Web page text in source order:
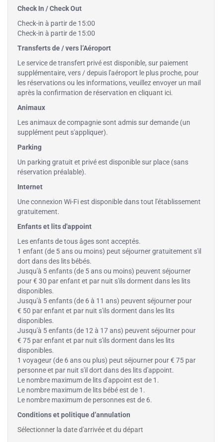
Check In / Check Out
Check-in à partir de 15:00
Check-in à partir de 15:00
Transferts de / vers l’Aéroport
Le service de transfert privé est disponible, sur paiement
supplémentaire, vers / depuis l'aéroport le plus proche, pour
les réservations ou les informations, veuillez envoyer un mail
après la confirmation de réservation en cliquant ici.
Animaux
Les animaux de compagnie sont admis sur demande (un
supplément peut s'appliquer).
Parking
Un parking gratuit et privé est disponible sur place (sans
réservation préalable).
Internet
Une connexion Wi-Fi est disponible dans tout l'établissement
gratuitement.
Enfants et lits d'appoint
Les enfants de tous âges sont acceptés.
1 enfant (de 5 ans ou moins) peut séjourner gratuitement s'il
dort dans des lits bébés.
Jusqu'à 5 enfants (de 5 ans ou moins) peuvent séjourner
pour € 30 par enfant et par nuit s'ils dorment dans les lits
disponibles.
Jusqu'à 5 enfants (de 6 à 11 ans) peuvent séjourner pour
€ 50 par enfant et par nuit s'ils dorment dans les lits
disponibles.
Jusqu'à 5 enfants (de 12 à 17 ans) peuvent séjourner pour
€ 75 par enfant et par nuit s'ils dorment dans les lits
disponibles.
1 voyageur (de 6 ans ou plus) peut séjourner pour € 75 par
personne et par nuit s'il dort dans des lits d'appoint.
Le nombre maximum de lits d'appoint est de 1.
Le nombre maximum de lits bébé est de 1.
Le nombre maximum de personnes est de 6.
Conditions et politique d’annulation
Sélectionner la date d'arrivée et du départ